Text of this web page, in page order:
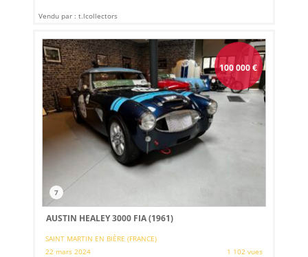
Vendu par : t.lcollectors
100 000€
7
AUSTIN HEALEY 3000 FIA (1961)
SAINT MARTIN EN BIÈRE (FRANCE)
22 mars 2024
1 102 vues